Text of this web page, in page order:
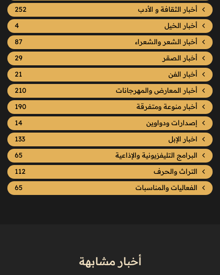
أخبار الثقافة و الأدب
252
أخبار الخيل
4
أخبار الشعر والشعراء
87
أخبار الصقر
29
أخبار الفن
21
أخبار المعارض والمهرجانات
210
أخبار منوعة ومتفرقة
190
إصدارات ودواوين
14
اخبار الإبل
133
البرامج التليفزيونية والإذاعية
65
التراث والحرف
112
الفعاليات والمناسبات
65
أخبار مشابهة